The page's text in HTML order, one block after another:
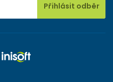
Přihlásit odběr